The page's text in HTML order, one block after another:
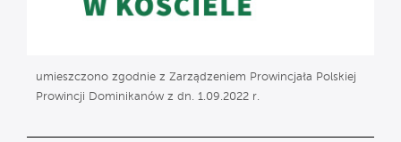
umieszczono zgodnie z Zarządzeniem Prowincjała Polskiej
Prowincji Dominikanów z dn. 1.09.2022 r.